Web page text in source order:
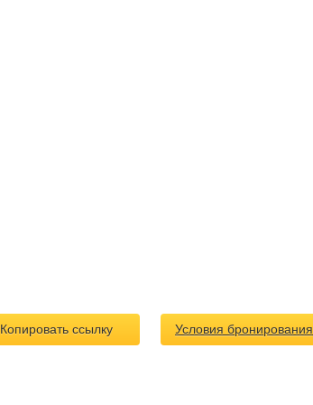
Копировать ссылку Условия бронирования